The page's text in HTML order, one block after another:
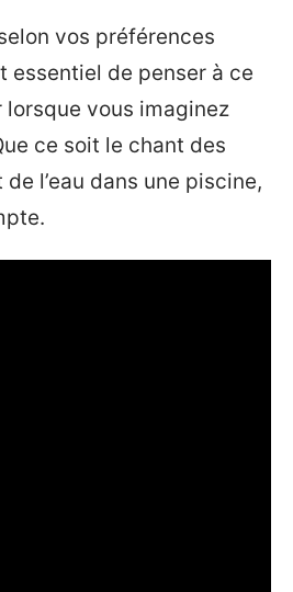
vos préférences
essentiel de penser à ce
vous imaginez
ce soit le chant des
l’eau dans une piscine,